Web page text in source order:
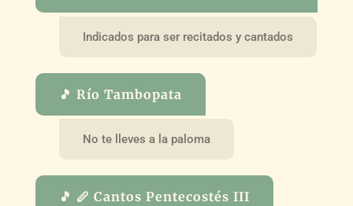
Indicados para ser recitados y cantados
🎵 Río Tambopata
No te lleves a la paloma
🎵 🪈 Cantos Pentecostés III